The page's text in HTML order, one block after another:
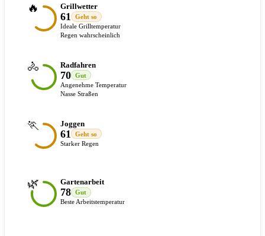
🔥 Grillwetter
61
Geht so
Ideale Grilltemperatur
Regen wahrscheinlich
🚴 Radfahren
70
Gut
Angenehme Temperatur
Nasse Straßen
🏃 Joggen
61
Geht so
Starker Regen
🌿 Gartenarbeit
78
Gut
Beste Arbeitstemperatur